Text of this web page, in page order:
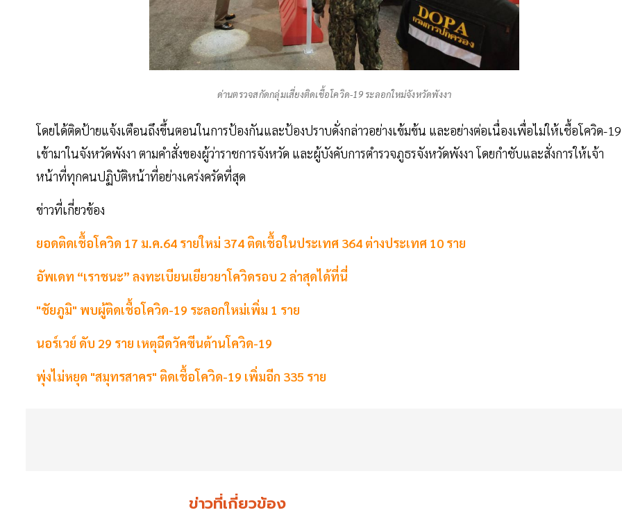
ด่านตรวจสกัดกลุ่มเสี่ยงติดเชื้อโควิด-19 ระลอกใหม่จังหวัดพังงา
โดยได้ติดป้ายแจ้งเตือนถึงขึ้นตอนในการป้องกันและป้องปราบดั่งกล่าวอย่างเข้มข้น และอย่างต่อเนื่องเพื่อไม่ให้เชื้อโควิด-19
เข้ามาในจังหวัดพังงา ตามคำสั่งของผู้ว่าราชการจังหวัด และผู้บังคับการตำรวจภูธรจังหวัดพังงา โดยกำชับและสั่งการให้เจ้า
หน้าที่ทุกคนปฏิบัติหน้าที่อย่างเคร่งครัดที่สุด
ข่าวที่เกี่ยวข้อง
ยอดติดเชื้อโควิด 17 ม.ค.64 รายใหม่ 374 ติดเชื้อในประเทศ 364 ต่างประเทศ 10 ราย
อัพเดท “เราชนะ” ลงทะเบียนเยียวยาโควิดรอบ 2 ล่าสุดได้ที่นี่
"ชัยภูมิ" พบผู้ติดเชื้อโควิด-19 ระลอกใหม่เพิ่ม 1 ราย
นอร์เวย์ ดับ 29 ราย เหตุฉีดวัคซีนต้านโควิด-19
พุ่งไม่หยุด "สมุทรสาคร" ติดเชื้อโควิด-19 เพิ่มอีก 335 ราย
ข่าวที่เกี่ยวข้อง